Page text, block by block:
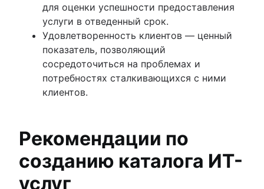
для оценки успешности предоставления
услуги в отведенный срок.
Удовлетворенность клиентов — ценный
показатель, позволяющий
сосредоточиться на проблемах и
потребностях сталкивающихся с ними
клиентов.
Рекомендации по
созданию каталога ИТ-
услуг